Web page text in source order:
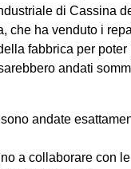
di Cassina
che ha venduto i
fabbrica per
andati
andate
a collaborare con